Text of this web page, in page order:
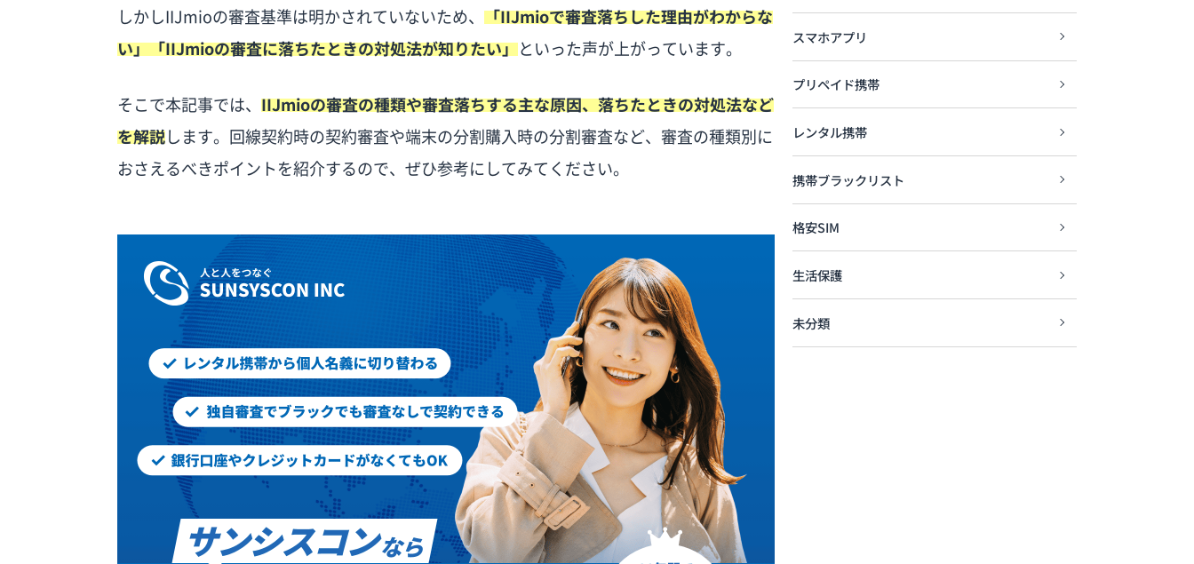
しかしIIJmioの審査基準は明かされていないため、 「IIJmioで審査落ちした理由がわからな
い」「IIJmioの審査に落ちたときの対処法が知りたい」といった声が上がっています。
そこで本記事では、 IIJmioの審査の種類や審査落ちする主な原因、落ちたときの対処法など
を解説します。回線契約時の契約審査や端末の分割購入時の分割審査など、審査の種類別に
おさえるべきポイントを紹介するので、ぜひ参考にしてみてください。
スマホアプリ
プリペイド携帯
レンタル携帯
携帯ブラックリスト
格安SIM
生活保護
未分類